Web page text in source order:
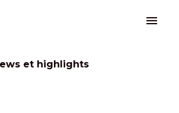
et highlights